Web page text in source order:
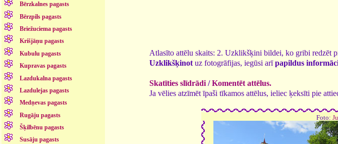
Bērzkalnes pagasts
Bērzpils pagasts
Briežuciema pagasts
Krišjāņu pagasts
Kubulu pagasts
Kupravas pagasts
Lazdukalna pagasts
Lazdulejas pagasts
Medņevas pagasts
Rugāju pagasts
Šķilbēnu pagasts
Susāju pagasts
Atlasīto attēlu skaits: 2. Uzklikšķini bildei, ko gribi redzēt
Uzklikšķinot uz fotogrāfijas, iegūsi arīpapildus
Skatīties slīdrādi /Komentēt attēlus.
Ja vēlies atzīmēt īpaši tīkamos attēlus, ieliec ķeksīti pie
Foto: